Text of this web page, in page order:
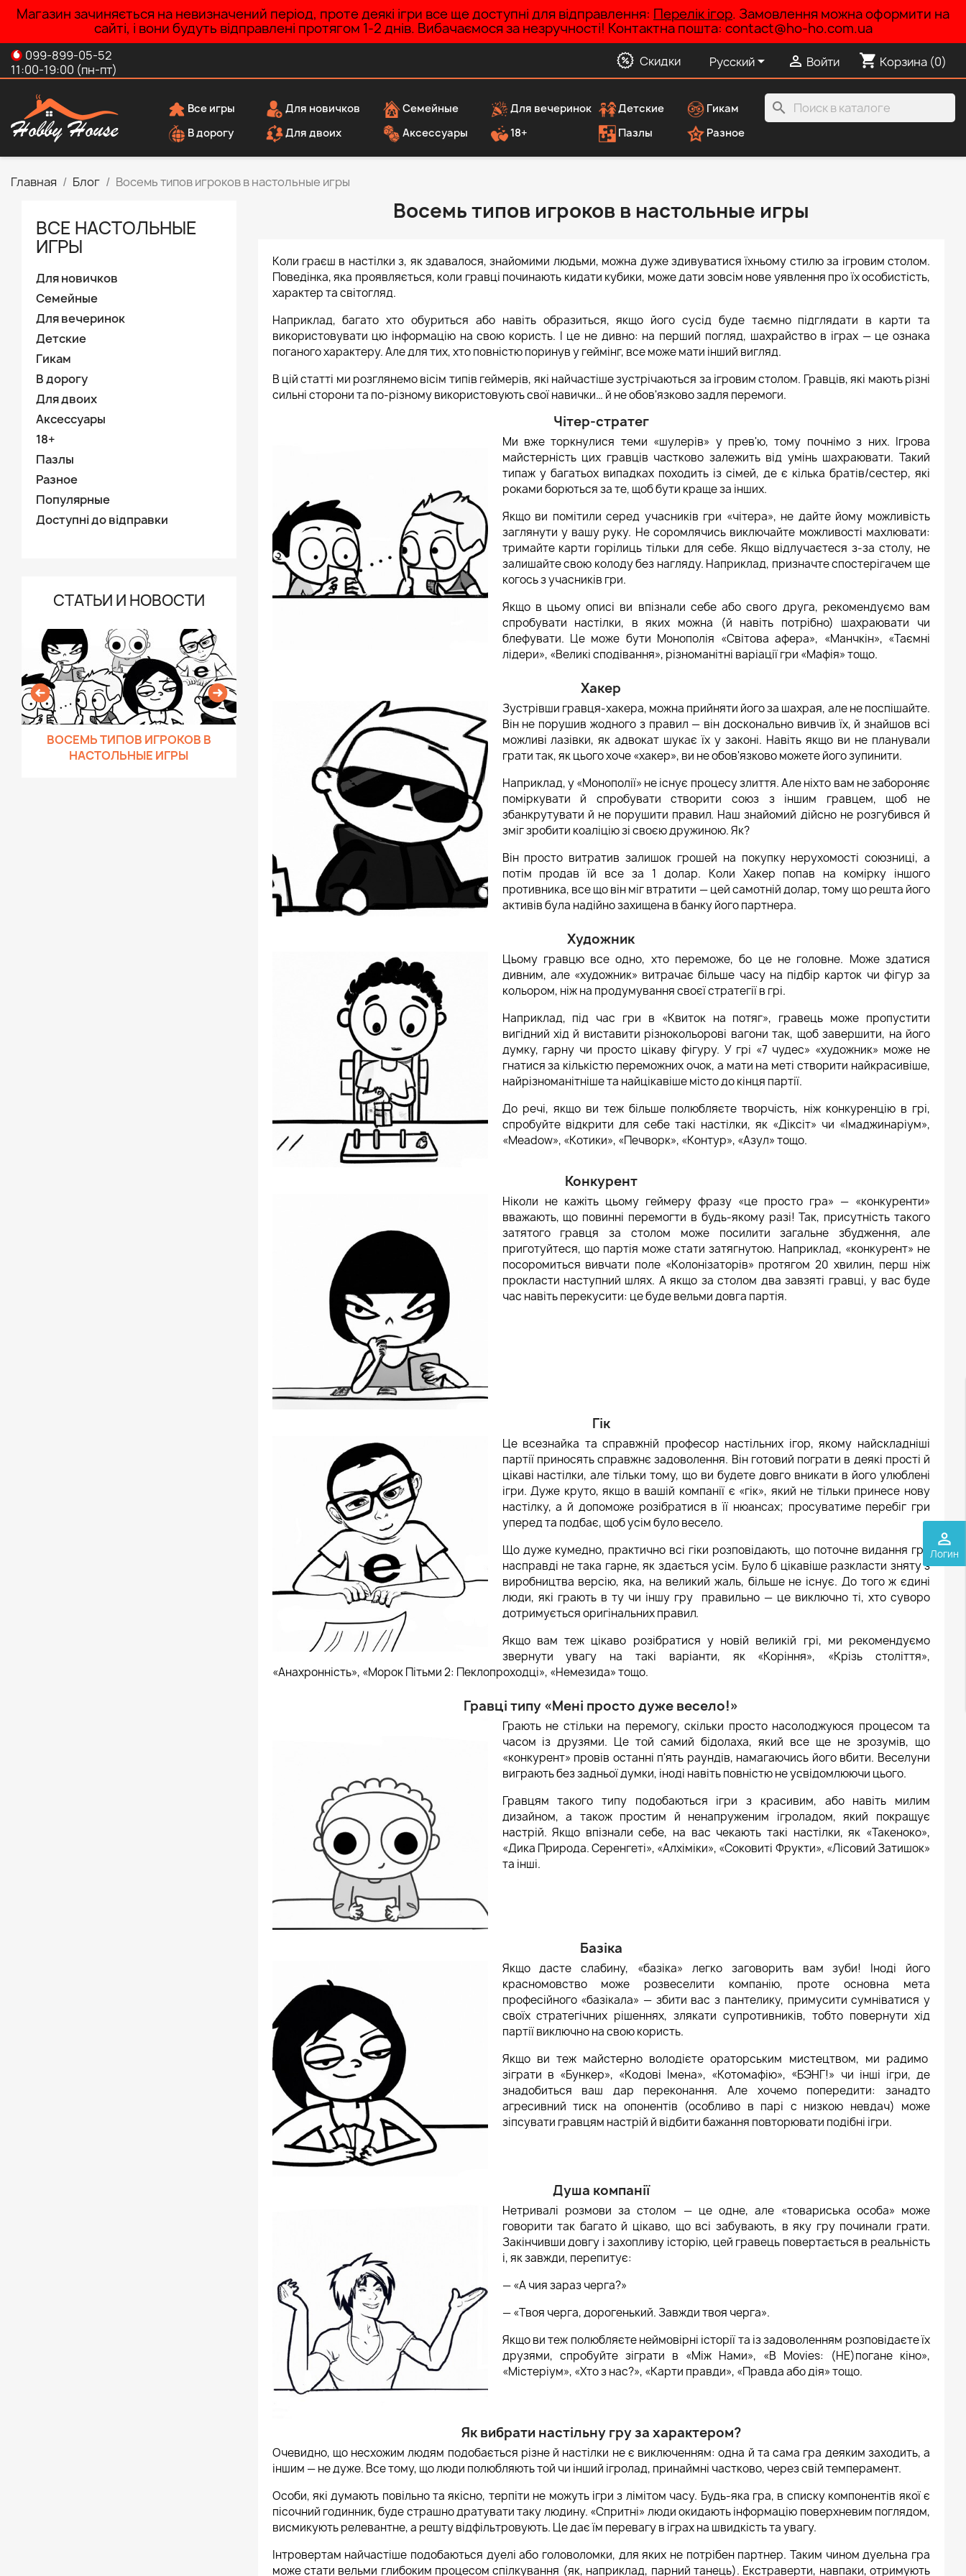
Магазин зачиняється на невизначений період, проте деякі ігри все ще доступні для відправлення: Перелік ігор. Замовлення можна оформити на
сайті, і вони будуть відправлені протягом 1-2 днів. Вибачаємося за незручності! Контактна пошта: contact@ho-ho.com.ua
099-899-05-52
11:00-19:00 (пн-пт)
Скидки Русский  Войти shopping_cart Корзина (0)
Все игры Для новичков Семейные Для вечеринок Детские
Гикам
В дорогу
Для двоих Аксессуары 18+ Пазлы Разное
search
perm_identity
Логин
Главная Блог Восемь типов игроков в настольные игры
ВСЕ НАСТОЛЬНЫЕ
ИГРЫ
Для новичков
Семейные
Для вечеринок
Детские
Гикам
В дорогу
Для двоих
Аксессуары
18+
Пазлы
Разное
Популярные
Доступні до відправки
СТАТЬИ И НОВОСТИ
ВОСЕМЬ ТИПОВ ИГРОКОВ В
НАСТОЛЬНЫЕ ИГРЫ
ПОДБОРКА НЕЗАБЫВАЕМЫХ
ПОДАРКОВ НА 14 ФЕВРАЛЯ
ТОП ПОДАРКОВ ДЛЯ ПАР ТОП ВЕСЕЛЫХ ИГР ДЛЯ КОМПАНИИ
Восемь типов игроков в настольные игры
Коли граєш в настілки з, як здавалося, знайомими людьми, можна дуже здивуватися їхньому стилю за ігровим столом.
Поведінка, яка проявляється, коли гравці починають кидати кубики, може дати зовсім нове уявлення про їх особистість,
характер та світогляд.
Наприклад, багато хто обуриться або навіть образиться, якщо його сусід буде таємно підглядати в карти та
використовувати цю інформацію на свою користь. І це не дивно: на перший погляд, шахрайство в іграх — це ознака
поганого характеру. Але для тих, хто повністю поринув у геймінг, все може мати інший вигляд.
В цій статті ми розглянемо вісім типів геймерів, які найчастіше зустрічаються за ігровим столом. Гравців, які мають різні
сильні сторони та по-різному використовують свої навички… й не обов'язково задля перемоги.
Чітер-стратег
Ми вже торкнулися теми «шулерів» у прев'ю, тому почнімо з них. Ігрова
майстерність цих гравців частково залежить від умінь шахраювати. Такий
типаж у багатьох випадках походить із сімей, де є кілька братів/сестер, які
роками борються за те, щоб бути краще за інших.
Якщо ви помітили серед учасників гри «чітера», не дайте йому можливість
заглянути у вашу руку. Не соромлячись виключайте можливості махлювати:
тримайте карти горілиць тільки для себе. Якщо відлучаєтеся з-за столу, не
залишайте свою колоду без нагляду. Наприклад, призначте спостерігачем ще
когось з учасників гри.
Якщо в цьому описі ви впізнали себе або свого друга, рекомендуємо вам
спробувати настілки, в яких можна (й навіть потрібно) шахраювати чи
блефувати. Це може бути Монополія «Світова афера», «Манчкін», «Таємні
лідери», «Великі сподівання», різноманітні варіації гри «Мафія» тощо.
Хакер
Зустрівши гравця-хакера, можна прийняти його за шахрая, але не поспішайте.
Він не порушив жодного з правил — він досконально вивчив їх, й знайшов всі
можливі лазівки, як адвокат шукає їх у законі. Навіть якщо ви не планували
грати так, як цього хоче «хакер», ви не обов'язково можете його зупинити.
Наприклад, у «Монополії» не існує процесу злиття. Але ніхто вам не забороняє
поміркувати й спробувати створити союз з іншим гравцем, щоб не
збанкрутувати й не порушити правил. Наш знайомий дійсно не розгубився й
зміг зробити коаліцію зі своєю дружиною. Як?
Він просто витратив залишок грошей на покупку нерухомості союзниці, а
потім продав їй все за 1 долар. Коли Хакер попав на комірку іншого
противника, все що він міг втратити — цей самотній долар, тому що решта його
активів була надійно захищена в банку його партнера.
Художник
Цьому гравцю все одно, хто переможе, бо це не головне. Може здатися
дивним, але «художник» витрачає більше часу на підбір карток чи фігур за
кольором, ніж на продумування своєї стратегії в грі.
Наприклад, під час гри в «Квиток на потяг», гравець може пропустити
вигідний хід й виставити різнокольорові вагони так, щоб завершити, на його
думку, гарну чи просто цікаву фігуру. У грі «7 чудес» «художник» може не
гнатися за кількістю переможних очок, а мати на меті створити найкрасивіше,
найрізноманітніше та найцікавіше місто до кінця партії.
До речі, якщо ви теж більше полюбляєте творчість, ніж конкуренцію в грі,
спробуйте відкрити для себе такі настілки, як «Діксіт» чи «Імаджинаріум»,
«Meadow», «Котики», «Печворк», «Контур», «Азул» тощо.
Конкурент
Ніколи не кажіть цьому геймеру фразу «це просто гра» — «конкуренти»
вважають, що повинні перемогти в будь-якому разі! Так, присутність такого
затятого гравця за столом може посилити загальне збудження, але
приготуйтеся, що партія може стати затягнутою. Наприклад, «конкурент» не
посоромиться вивчати поле «Колонізаторів» протягом 20 хвилин, перш ніж
прокласти наступний шлях. А якщо за столом два завзяті гравці, у вас буде
час навіть перекусити: це буде вельми довга партія.
Гік
Це всезнайка та справжній професор настільних ігор, якому найскладніші
партії приносять справжнє задоволення. Він готовий пограти в деякі прості й
цікаві настілки, але тільки тому, що ви будете довго вникати в його улюблені
ігри. Дуже круто, якщо в вашій компанії є «гік», який не тільки принесе нову
настілку, а й допоможе розібратися в її нюансах; просуватиме перебіг гри
уперед та подбає, щоб усім було весело.
Що дуже кумедно, практично всі гіки розповідають, що поточне видання гри
насправді не така гарне, як здається усім. Було б цікавіше разкласти зняту з
виробництва версію, яка, на великий жаль, більше не існує. До того ж єдині
люди, які грають в ту чи іншу гру правильно — це виключно ті, хто суворо
дотримується оригінальних правил.
Якщо вам теж цікаво розібратися у новій великій грі, ми рекомендуємо
звернути увагу на такі варіанти, як «Коріння», «Крізь століття»,
«Анахронність», «Морок Пітьми 2: Пеклопроходці», «Немезида» тощо.
Гравці типу «Мені просто дуже весело!»
Грають не стільки на перемогу, скільки просто насолоджуюся процесом та
часом із друзями. Це той самий бідолаха, який все ще не зрозумів, що
«конкурент» провів останні п'ять раундів, намагаючись його вбити. Веселуни
виграють без задньої думки, іноді навіть повністю не усвідомлюючи цього.
Гравцям такого типу подобаються ігри з красивим, або навіть милим
дизайном, а також простим й ненапруженим ігроладом, який покращує
настрій. Якщо впізнали себе, на вас чекають такі настілки, як «Такеноко»,
«Дика Природа. Серенгеті», «Алхіміки», «Соковиті Фрукти», «Лісовий Затишок»
та інші.
Базіка
Якщо дасте слабину, «базіка» легко заговорить вам зуби! Іноді його
красномовство може розвеселити компанію, проте основна мета
професійного «базікала» — збити вас з пантелику, примусити сумніватися у
своїх стратегічних рішеннях, злякати супротивників, тобто повернути хід
партії виключно на свою користь.
Якщо ви теж майстерно володієте ораторським мистецтвом, ми радимо
зіграти в «Бункер», «Кодові Імена», «Котомафію», «БЭНГ!» чи інші ігри, де
знадобиться ваш дар переконання. Але хочемо попередити: занадто
агресивний тиск на опонентів (особливо в парі с низкою невдач) може
зіпсувати гравцям настрій й відбити бажання повторювати подібні ігри.
Душа компанії
Нетривалі розмови за столом — це одне, але «товариська особа» може
говорити так багато й цікаво, що всі забувають, в яку гру починали грати.
Закінчивши довгу і захопливу історію, цей гравець повертається в реальність
і, як завжди, перепитує:
— «А чия зараз черга?»
— «Твоя черга, дорогенький. Завжди твоя черга».
Якщо ви теж полюбляєте неймовірні історії та із задоволенням розповідаєте їх
друзями, спробуйте зіграти в «Між Нами», «B Movies: (НЕ)погане кіно»,
«Містеріум», «‎Хто з нас?‎», «Карти правди», «Правда або дія» тощо.
Як вибрати настільну гру за характером?
Очевидно, що несхожим людям подобається різне й настілки не є виключенням: одна й та сама гра деяким заходить, а
іншим — не дуже. Все тому, що люди полюбляють той чи інший ігролад, принаймні частково, через свій темперамент.
Особи, які думають повільно та якісно, терпіти не можуть ігри з лімітом часу. Будь-яка гра, в списку компонентів якої є
пісочний годинник, буде страшно дратувати таку людину. «Спритні» люди окидають інформацію поверхневим поглядом,
висмикують релевантне, а решту відфільтровують. Це дає їм перевагу в іграх на швидкість та увагу.
Інтровертам найчастіше подобаються дуелі або головоломки, для яких не потрібен партнер. Таким чином дуельна гра
може стати вельми глибоким процесом спілкування (як, наприклад, парний танець). Екстраверти, навпаки, отримують